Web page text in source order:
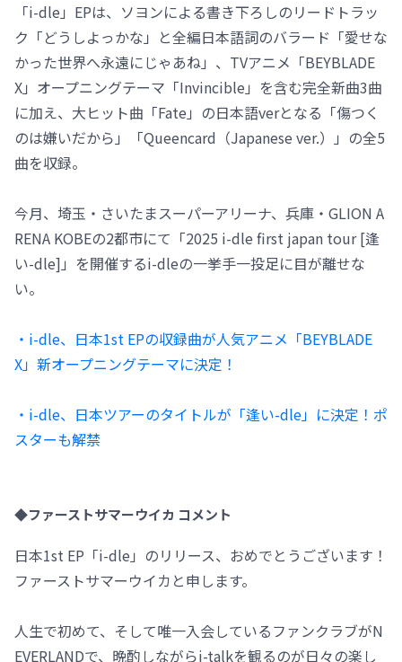
「i-dle」EPは、ソヨンによる書き下ろしのリードトラッ
ク「どうしよっかな」と全編日本語詞のバラード「愛せな
かった世界へ永遠にじゃあね」、TVアニメ「BEYBLADE
X」オープニングテーマ「Invincible」を含む完全新曲3曲
に加え、大ヒット曲「Fate」の日本語verとなる「傷つく
のは嫌いだから」「Queencard（Japanese ver.）」の全5
曲を収録。
今月、埼⽟・さいたまスーパーアリーナ、兵庫・GLION A
RENA KOBEの2都市にて「2025 i-dle first japan tour [逢
い-dle]」を開催するi-dleの一挙手一投足に目が離せな
い。
・i-dle、日本1st EPの収録曲が人気アニメ「BEYBLADE
X」新オープニングテーマに決定！
・i-dle、日本ツアーのタイトルが「逢い-dle」に決定！ポ
スターも解禁
◆ファーストサマーウイカ コメント
日本1st EP「i-dle」のリリース、おめでとうございます！
ファーストサマーウイカと申します。
人生で初めて、そして唯一入会しているファンクラブがN
EVERLANDで、晩酌しながらi-talkを観るのが日々の楽し